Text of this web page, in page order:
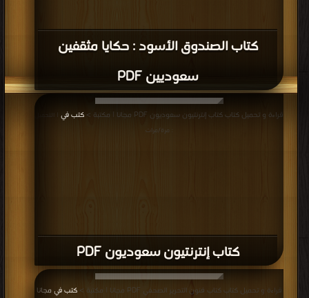
كتاب الصندوق الأسود : حكايا مثقفين
سعوديين PDF
كتاب إنترنتيون سعوديون PDF
قراءة و تحميل كتاب كتاب إنترنتيون سعوديون PDF مجانا | مكتبة > كتب في
: مرة/مرات
قراءة و تحميل كتاب كتاب فنون التحرير الصحفي PDF مجانا | مكتبة > كتب في مجانا